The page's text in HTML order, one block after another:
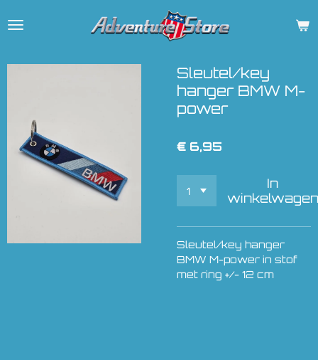
direct
Sleutel/key
hanger BMW M-
power
€ 6,95
In
winkelwagen
Sleutel/key hanger
BMW M-power in stof
met ring +/- 12 cm